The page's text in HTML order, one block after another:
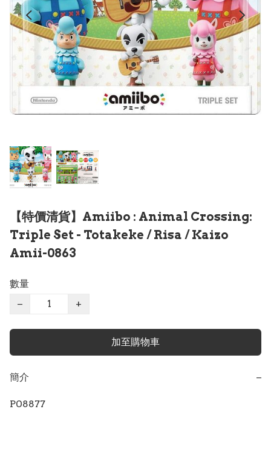
【特價清貨】Amiibo : Animal Crossing:
Triple Set - Totakeke / Risa / Kaizo
Amii-0863
數量
−
+
加至購物車
簡介 −
P08877